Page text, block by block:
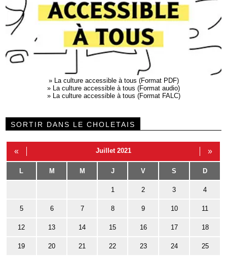
»
La culture accessible à tous (Format PDF)
»
La culture accessible à tous (Format audio)
»
La culture accessible à tous (Format FALC)
SORTIR DANS LE CHOLETAIS
« Juillet 2021 »
L M M J V S D
1 2 3 4
5 6 7 8 9 10 11
12 13 14 15 16 17 18
19 20 21 22 23 24 25